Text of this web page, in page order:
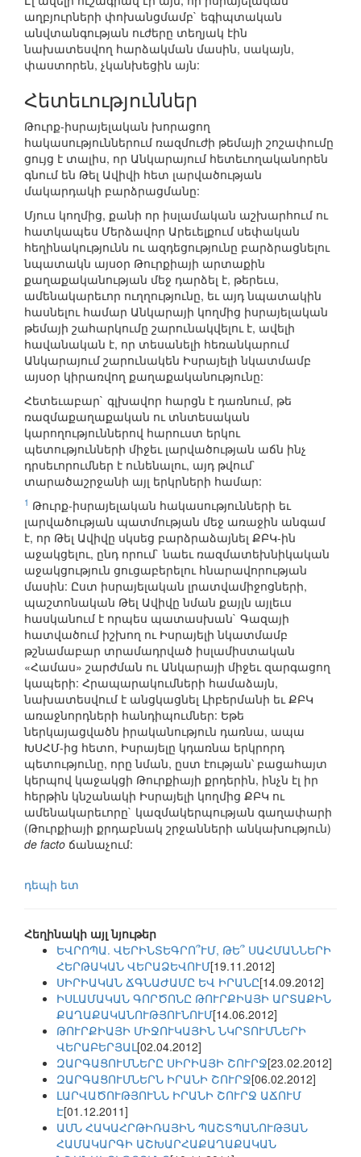
աղբյուրների փոխանցմամբ` եգիպտական
անվտանգության ուժերը տեղյակ էին
նախատեսվող հարձակման մասին, սակայն,
փաստորեն, չկանխեցին այն:
Հետեւություններ
Թուրք-իսրայելական խորացող
հակասություններում ռազմուժի թեմայի շոշափումը
ցույց է տալիս, որ Անկարայում հետեւողականորեն
գնում են Թել Ավիվի հետ լարվածության
մակարդակի բարձրացմանը:
Մյուս կողմից, քանի որ իսլամական աշխարհում ու
հատկապես Մերձավոր Արեւելքում սեփական
հեղինակությունն ու ազդեցությունը բարձրացնելու
նպատակն այսօր Թուրքիայի արտաքին
քաղաքականության մեջ դարձել է, թերեւս,
ամենակարեւոր ուղղությունը, եւ այդ նպատակին
հասնելու համար Անկարայի կողմից իսրայելական
թեմայի շահարկումը շարունակվելու է, ավելի
հավանական է, որ տեսանելի հեռանկարում
Անկարայում շարունակեն Իսրայելի նկատմամբ
այսօր կիրառվող քաղաքականությունը:
Հետեւաբար` գլխավոր հարցն է դառնում, թե
ռազմաքաղաքական ու տնտեսական
կարողություններով հարուստ երկու
պետությունների միջեւ լարվածության աճն ինչ
դրսեւորումներ է ունենալու, այդ թվում`
տարածաշրջանի այլ երկրների համար:
1 Թուրք-իսրայելական հակասությունների եւ
լարվածության պատմության մեջ առաջին անգամ
է, որ Թել Ավիվը սկսեց բարձրաձայնել ՔԲԿ-ին
աջակցելու, ընդ որում` նաեւ ռազմատեխնիկական
աջակցություն ցուցաբերելու հնարավորության
մասին: Ըստ իսրայելական լրատվամիջոցների,
պաշտոնական Թել Ավիվը նման քայլն այլեւս
հասկանում է որպես պատասխան` Գազայի
հատվածում իշխող ու Իսրայելի նկատմամբ
թշնամաբար տրամադրված իսլամիստական
«Համաս» շարժման ու Անկարայի միջեւ զարգացող
կապերի: Հրապարակումների համաձայն,
նախատեսվում է անցկացնել Լիբերմանի եւ ՔԲԿ
առաջնորդների հանդիպումներ: Եթե
ներկայացվածն իրականություն դառնա, ապա
ԽՍՀՄ-ից հետո, Իսրայելը կդառնա երկրորդ
պետությունը, որը նման, ըստ էության՝ բացահայտ
կերպով կաջակցի Թուրքիայի քրդերին, ինչն էլ իր
հերթին կնշանակի Իսրայելի կողմից ՔԲԿ ու
ամենակարեւորը` կազմակերպության գաղափարի
(Թուրքիայի քրդաբնակ շրջանների անկախություն)
de facto ճանաչում:
դեպի ետ
Հեղինակի այլ նյութեր
ԵՎՐՈՊԱ. ՎԵՐԻՆՏԵԳՐՈ՞ՒՄ, ԹԵ՞ ՍԱՀՄԱՆՆԵՐԻ
ՀԵՐԹԱԿԱՆ ՎԵՐԱՁԵՎՈՒՄ[19.11.2012]
ՍԻՐԻԱԿԱՆ ՃԳՆԱԺԱՄԸ ԵՎ ԻՐԱՆԸ[14.09.2012]
ԻՍԼԱՄԱԿԱՆ ԳՈՐԾՈՆԸ ԹՈՒՐՔԻԱՅԻ ԱՐՏԱՔԻՆ
ՔԱՂԱՔԱԿԱՆՈՒԹՅՈՒՆՈՒՄ[14.06.2012]
ԹՈՒՐՔԻԱՅԻ ՄԻՋՈՒԿԱՅԻՆ ՆԿՐՏՈՒՄՆԵՐԻ
ՎԵՐԱԲԵՐՅԱԼ[02.04.2012]
ԶԱՐԳԱՑՈՒՄՆԵՐԸ ՍԻՐԻԱՅԻ ՇՈՒՐՋ[23.02.2012]
ԶԱՐԳԱՑՈՒՄՆԵՐՆ ԻՐԱՆԻ ՇՈՒՐՋ[06.02.2012]
ԼԱՐՎԱԾՈՒԹՅՈՒՆՆ ԻՐԱՆԻ ՇՈՒՐՋ ԱՃՈՒՄ
Է[01.12.2011]
ԱՄՆ ՀԱԿԱՀՐԹԻՌԱՅԻՆ ՊԱՇՏՊԱՆՈՒԹՅԱՆ
ՀԱՄԱԿԱՐԳԻ ԱՇԽԱՐՀԱՔԱՂԱՔԱԿԱՆ